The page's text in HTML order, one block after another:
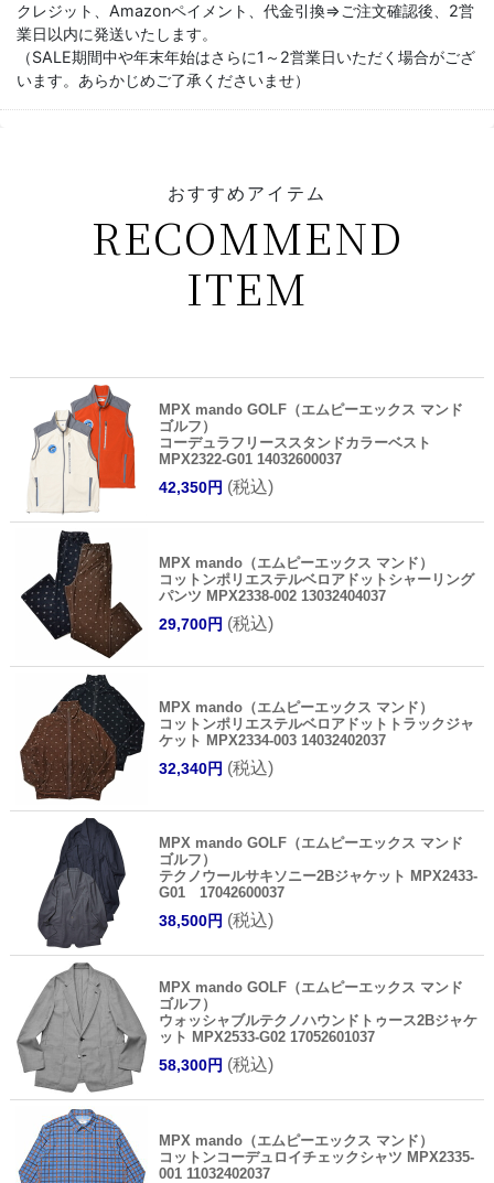
クレジット、Amazonペイメント、代金引換⇒ご注文確認後、2営
業日以内に発送いたします。
（SALE期間中や年末年始はさらに1～2営業日いただく場合がござ
います。あらかじめご了承くださいませ）
おすすめアイテム
RECOMMEND
ITEM
MPX mando GOLF（エムピーエックス マンド
ゴルフ）
コーデュラフリーススタンドカラーベスト
MPX2322-G01 14032600037
42,350円 (税込)
MPX mando（エムピーエックス マンド）
コットンポリエステルベロアドットシャーリング
パンツ MPX2338-002 13032404037
29,700円 (税込)
MPX mando（エムピーエックス マンド）
コットンポリエステルベロアドットトラックジャ
ケット MPX2334-003 14032402037
32,340円 (税込)
MPX mando GOLF（エムピーエックス マンド
ゴルフ）
テクノウールサキソニー2Bジャケット MPX2433-
G01 17042600037
38,500円 (税込)
MPX mando GOLF（エムピーエックス マンド
ゴルフ）
ウォッシャブルテクノハウンドトゥース2Bジャケ
ット MPX2533-G02 17052601037
58,300円 (税込)
MPX mando（エムピーエックス マンド）
コットンコーデュロイチェックシャツ MPX2335-
001 11032402037